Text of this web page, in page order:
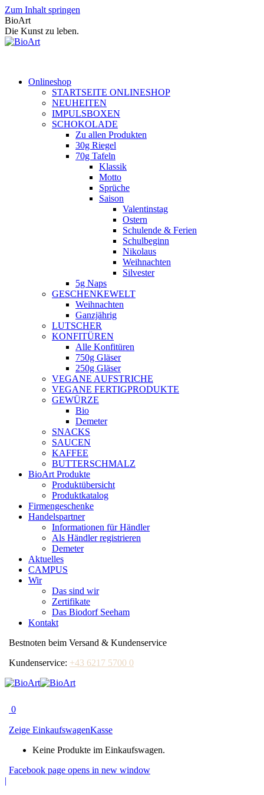
Zum Inhalt springen
BioArt
Die Kunst zu leben.
Onlineshop
STARTSEITE ONLINESHOP
NEUHEITEN
IMPULSBOXEN
SCHOKOLADE
Zu allen Produkten
30g Riegel
70g Tafeln
Klassik
Motto
Sprüche
Saison
Valentinstag
Ostern
Schulende & Ferien
Schulbeginn
Nikolaus
Weihnachten
Silvester
5g Naps
GESCHENKEWELT
Weihnachten
Ganzjährig
LUTSCHER
KONFITÜREN
Alle Konfitüren
750g Gläser
250g Gläser
VEGANE AUFSTRICHE
VEGANE FERTIGPRODUKTE
GEWÜRZE
Bio
Demeter
SNACKS
SAUCEN
KAFFEE
BUTTERSCHMALZ
BioArt Produkte
Produktübersicht
Produktkatalog
Firmengeschenke
Handelspartner
Informationen für Händler
Als Händler registrieren
Demeter
Aktuelles
CAMPUS
Wir
Das sind wir
Zertifikate
Das Biodorf Seeham
Kontakt
Bestnoten beim Versand & Kundenservice
Kundenservice: +43 6217 5700 0
0
Zeige EinkaufswagenKasse
Keine Produkte im Einkaufswagen.
Facebook page opens in new window
|